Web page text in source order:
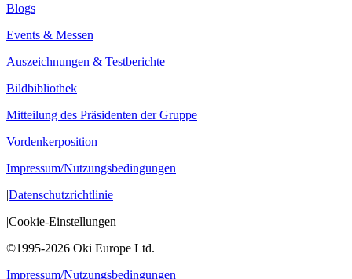
Blogs
Events & Messen
Auszeichnungen & Testberichte
Bildbibliothek
Mitteilung des Präsidenten der Gruppe
Vordenkerposition
Impressum/Nutzungsbedingungen
|Datenschutzrichtlinie
|Cookie-Einstellungen
©1995-2026 Oki Europe Ltd.
Impressum/Nutzungsbedingungen